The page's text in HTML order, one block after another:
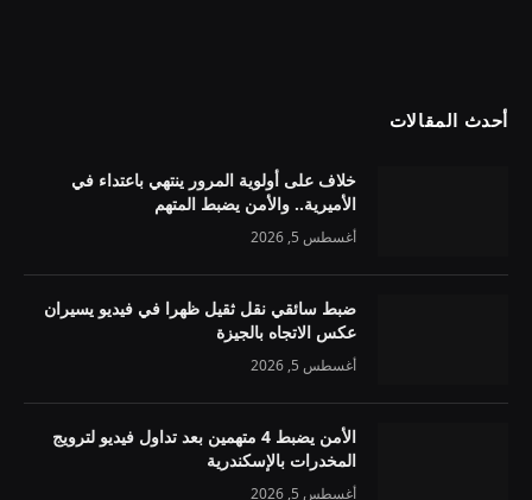
أحدث المقالات
خلاف على أولوية المرور ينتهي باعتداء في
الأميرية.. والأمن يضبط المتهم
أغسطس 5, 2026
ضبط سائقي نقل ثقيل ظهرا في فيديو يسيران
عكس الاتجاه بالجيزة
أغسطس 5, 2026
الأمن يضبط 4 متهمين بعد تداول فيديو لترويج
المخدرات بالإسكندرية
أغسطس 5, 2026